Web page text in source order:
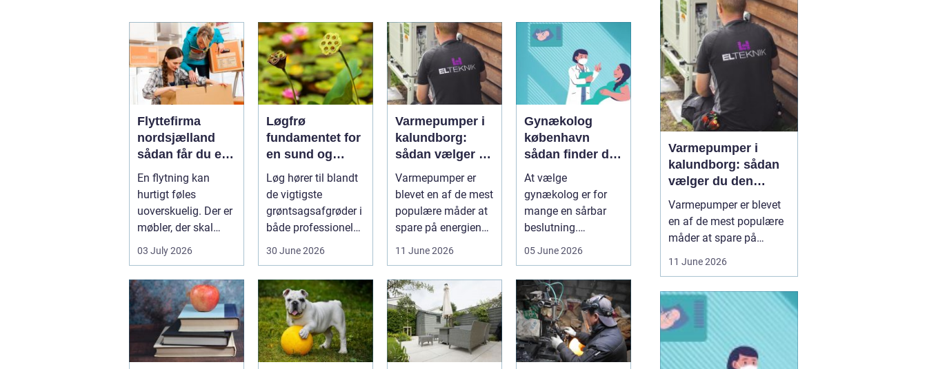
Flyttefirma
nordsjælland
sådan får du en
tryg og effektiv
flytning
En flytning kan
hurtigt føles
uoverskuelig. Der er
møbler, der skal
bæres, kasser der
skal pakkes, o...
03 July 2026
Løgfrø
fundamentet for
en sund og
stabil løgavl
Løg hører til blandt
de vigtigste
grøntsagsafgrøder i
både professionel
30 June 2026
Varmepumper i
kalundborg:
sådan vælger du
den rigtige
løsning
Varmepumper er
blevet en af de mest
populære måder at
spare på energien
11 June 2026
Gynækolog
københavn
sådan finder du
tryg og
professionel
hjælp
At vælge
gynækolog er for
mange en sårbar
beslutning.
foregår i intime...
05 June 2026
er tilpasset klima,
jordtype og
dyrkningssy...
Varmepumper i
kalundborg: sådan
vælger du den
rigtige løsning
Varmepumper er blevet
en af de mest populære
måder at spare på
Kalundborg står over for
samme spørgsmål: Skal
vi skifte den gamle
varmekilde ud, og er en
11 June 2026